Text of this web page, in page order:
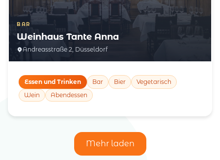
BAR
Weinhaus Tante Anna
Andreasstraße 2, Düsseldorf
Essen und Trinken Bar Bier
Vegetarisch
Wein
Abendessen
Mehr laden